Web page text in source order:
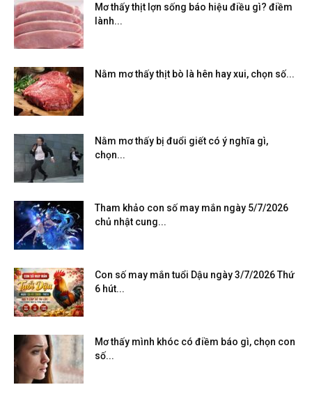
Mơ thấy thịt lợn sống báo hiệu điều gì? điềm
lành...
Nằm mơ thấy thịt bò là hên hay xui, chọn số...
Nằm mơ thấy bị đuổi giết có ý nghĩa gì,
chọn...
Tham khảo con số may mắn ngày 5/7/2026
chủ nhật cung...
Con số may mắn tuổi Dậu ngày 3/7/2026 Thứ
6 hút...
Mơ thấy mình khóc có điềm báo gì, chọn con
số...